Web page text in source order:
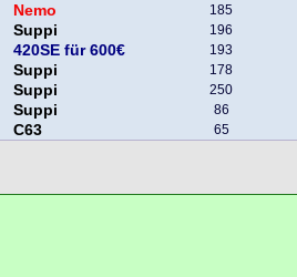
Nemo 185
Suppi 196
420SE für 600€ 193
Suppi 178
Suppi 250
Suppi 86
C63 65